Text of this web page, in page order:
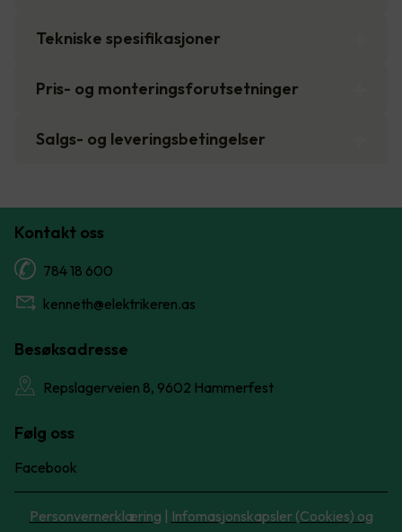
Tekniske spesifikasjoner
Pris- og monteringsforutsetninger
Salgs- og leveringsbetingelser
Kontakt oss
784 18 600
kenneth@elektrikeren.as
Besøksadresse
Repslagerveien 8, 9602 Hammerfest
Følg oss
Facebook
Personvernerklæring
Infomasjonskapsler (Cookies) og